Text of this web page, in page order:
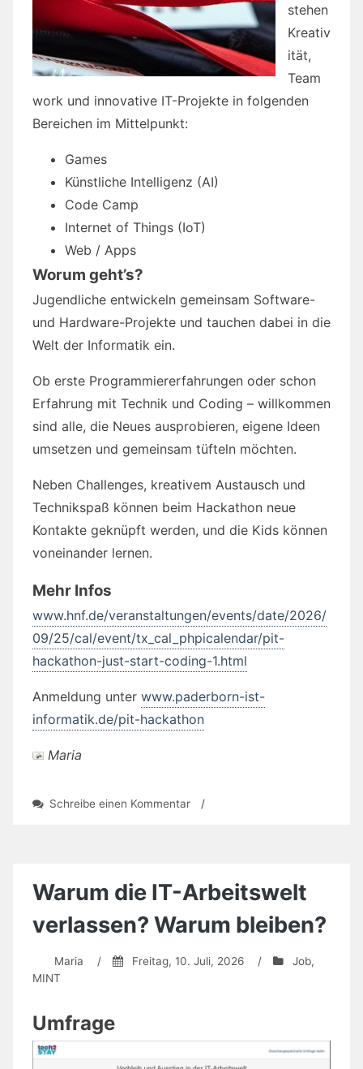
stehen
Kreativ
ität,
Team
work und innovative IT-Projekte in folgenden
Bereichen im Mittelpunkt:
Games
Künstliche Intelligenz (AI)
Code Camp
Internet of Things (IoT)
Web / Apps
Worum geht’s?
Jugendliche entwickeln gemeinsam Software-
und Hardware-Projekte und tauchen dabei in die
Welt der Informatik ein.
Ob erste Programmiererfahrungen oder schon
Erfahrung mit Technik und Coding – willkommen
sind alle, die Neues ausprobieren, eigene Ideen
umsetzen und gemeinsam tüfteln möchten.
Neben Challenges, kreativem Austausch und
Technikspaß können beim Hackathon neue
Kontakte geknüpft werden, und die Kids können
voneinander lernen.
Mehr Infos
www.hnf.de/veranstaltungen/events/date/2026/
09/25/cal/event/tx_cal_phpicalendar/pit-
hackathon-just-start-coding-1.html
Anmeldung unter www.paderborn-ist-
informatik.de/pit-hackathon
Maria
Schreibe einen Kommentarzu
Jährige
/
Warum die IT-Arbeitswelt
verlassen? Warum bleiben?
Maria / Freitag, 10. Juli, 2026 / Job,
MINT
Umfrage